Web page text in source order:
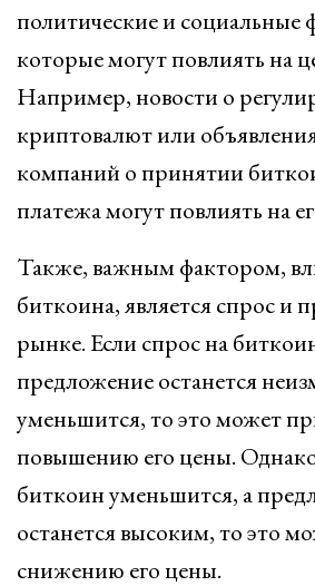
политические и социальные
которые могут повлиять на
Например, новости о
криптовалют или
компаний о принятии
платежа могут повлиять на
Также, важным фактором,
биткоина, является спрос и
рынке. Если спрос на
предложение останется
уменьшится, то это может
повышению его цены.
биткоин уменьшится, а
останется высоким, то это
снижению его цены.